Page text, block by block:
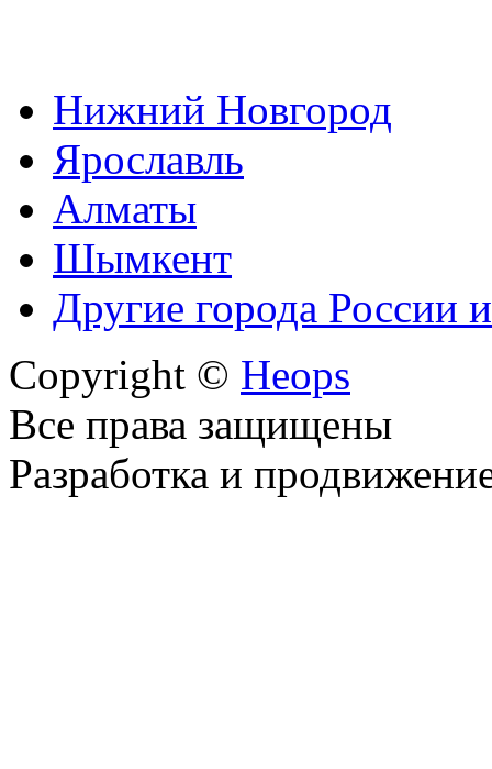
Нижний Новгород
Ярославль
Алматы
Шымкент
Другие города России
Copyright © Heops
Все права защищены
Разработка и